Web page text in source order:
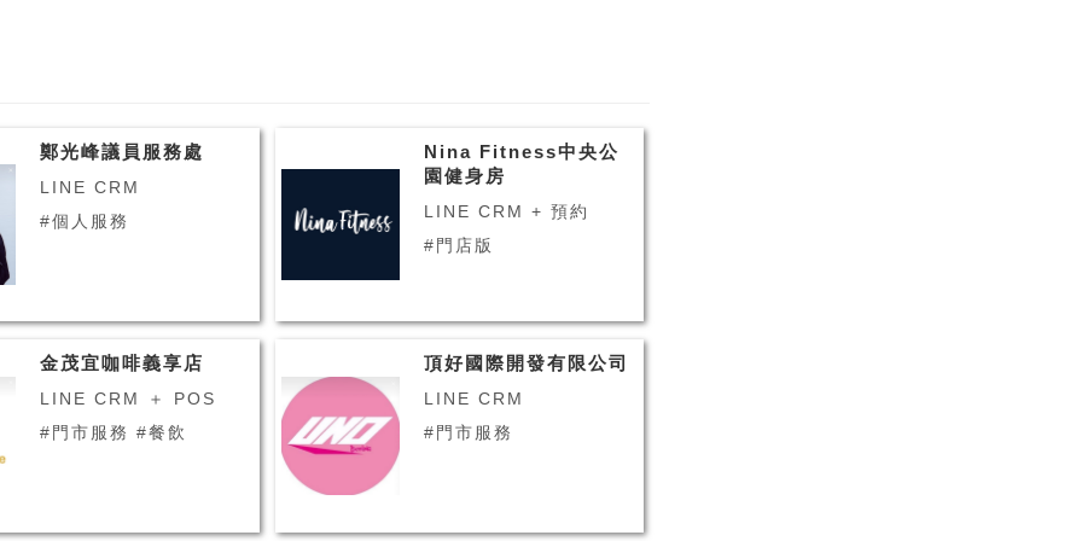
鄭光峰議員服務處
LINE CRM
#個人服務
Nina Fitness中央公
園健身房
LINE CRM + 預約
#門店版
金茂宜咖啡義享店
LINE CRM ＋ POS
#門市服務 #餐飲
頂好國際開發有限公司
LINE CRM
#門市服務